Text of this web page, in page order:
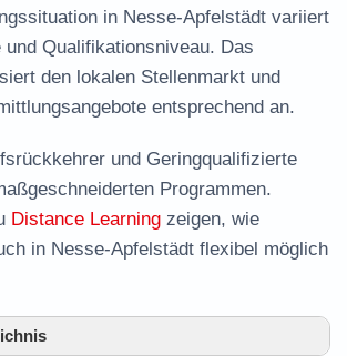
in Nesse-Apfelstädt variiert
und Qualifikationsniveau. Das
den lokalen Stellenmarkt und
entsprechend an.
und Geringqualifizierte
Programmen.
Distance Learning zeigen, wie
in Nesse-Apfelstädt flexibel möglich